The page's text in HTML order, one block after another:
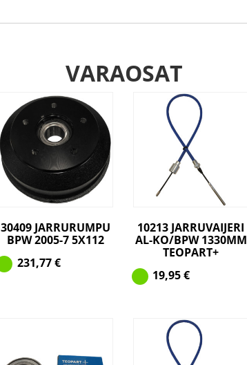
VARAOSAT
30409 JARRURUMPU
BPW 2005-7 5X112
231,77€
10213 JARRUVAIJERI
AL-KO/BPW 1330MM
TEOPART+
19,95€